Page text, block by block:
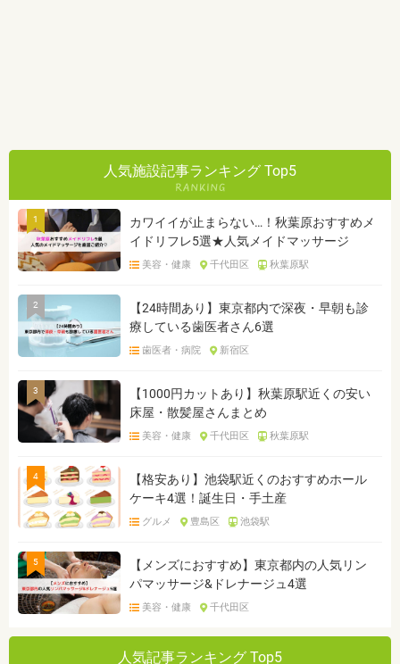
人気施設記事ランキング Top5
1
カワイイが止まらない…！秋葉原おすすめメ
イドリフレ5選★人気メイドマッサージ
美容・健康 千代田区 秋葉原駅
2
【24時間あり】東京都内で深夜・早朝も診
療している歯医者さん6選
歯医者・病院 新宿区
3
【1000円カットあり】秋葉原駅近くの安い
床屋・散髪屋さんまとめ
美容・健康 千代田区 秋葉原駅
4
【格安あり】池袋駅近くのおすすめホール
ケーキ4選！誕生日・手土産
グルメ 豊島区 池袋駅
5
【メンズにおすすめ】東京都内の人気リン
パマッサージ&ドレナージュ4選
美容・健康 千代田区
人気記事ランキング Top5